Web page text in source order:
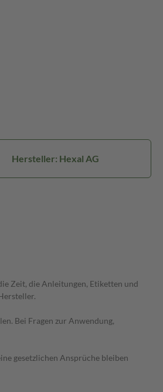
Hersteller: Hexal AG
Zeit, die Anleitungen, Etiketten und
Bei Fragen zur Anwendung,
gesetzlichen Ansprüche bleiben